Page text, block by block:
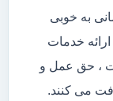
به خوبی
خدمات
، حق عمل و
می کنند.